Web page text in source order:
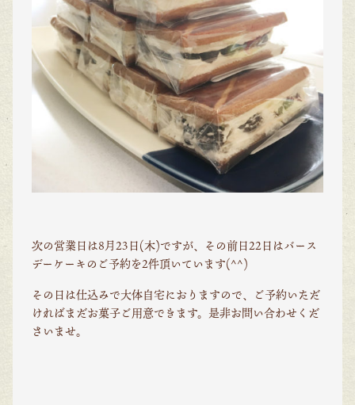
次の営業日は8月23日(木)ですが、その前日22日はバース
デーケーキのご予約を2件頂いています(^^)
その日は仕込みで大体自宅におりますので、ご予約いただ
ければまだお菓子ご用意できます。是非お問い合わせくだ
さいませ。